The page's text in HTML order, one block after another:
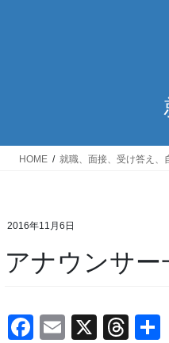
HOME 就職、面接、受け答え、
2016年11月6日
アナウンサ
F
E
X
T